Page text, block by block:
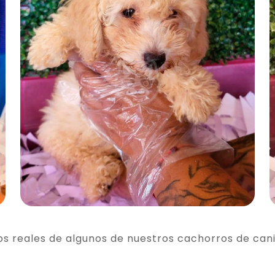
reales de algunos de nuestros cachorros de